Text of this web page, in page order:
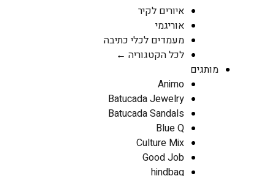
איורים לקיר
אוריגמי
מעמדים לכלי כתיבה
לכל הקטגוריה ←
מותגים
Animo
Batucada Jewelry
Batucada Sandals
Blue Q
Culture Mix
Good Job
hindbag